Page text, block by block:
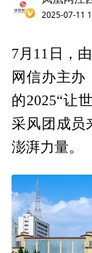
2025-07-11
7月11日，
网信办主办
的2025“让
采风团成员
澎湃力量。